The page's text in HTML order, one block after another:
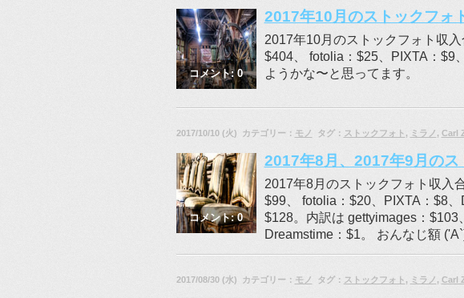
コメント: 0
2017年10月のストックフォ
2017年10月のストックフォト収
$404、 fotolia：$25、PIXTA：$9
ようかな〜と思ってます。
2017/10/10 (火) カテゴリー： モノ タグ： ストックフォト , ミラノ , Carl
コメント: 0
2017年8月、2017年9月の
2017年8月のストックフォト収入
$99、 fotolia：$20、PIXTA：$8
$128。内訳は gettyimages：$103
Dreamstime：$1。 おんなじ額
2017/08/30 (水) カテゴリー： モノ タグ： ストックフォト , ミラノ , Carl